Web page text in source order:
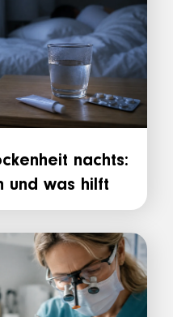
nachts:
und was hilft